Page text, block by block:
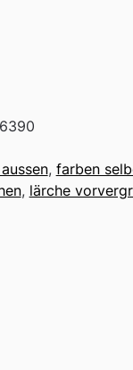
, farben
, lärche